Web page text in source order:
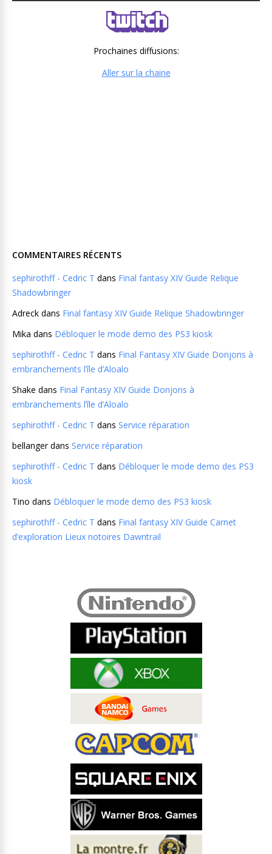
Prochaines diffusions:
Aller sur la chaine
COMMENTAIRES RÉCENTS
sephirothff - Cedric T dans Final fantasy XIV Guide Relique
Shadowbringer
Adreck dans Final fantasy XIV Guide Relique Shadowbringer
Mika dans Débloquer le mode demo des PS3 kiosk
sephirothff - Cedric T dans Final Fantasy XIV Guide Donjons à
embranchements l’île d’Aloalo
Shake dans Final Fantasy XIV Guide Donjons à
embranchements l’île d’Aloalo
sephirothff - Cedric T dans Service réparation
bellangerdans Service réparation
sephirothff - Cedric T dans Débloquer le mode demo des PS3
kiosk
Tino dans Débloquer le mode demo des PS3 kiosk
sephirothff - Cedric T dans Final fantasy XIV Guide Carnet
d’exploration Lieux notoires Dawntrail